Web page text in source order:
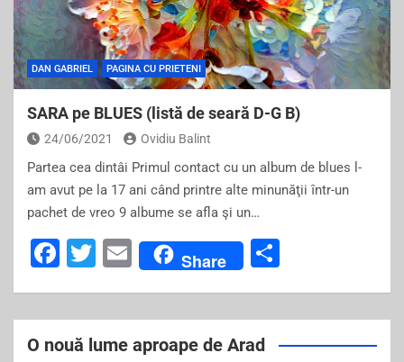
DAN GABRIEL PAGINA CU PRIETENI
SARA pe BLUES (listă de seară D-G B)
24/06/2021 Ovidiu Balint
Partea cea dintâi Primul contact cu un album de blues l-
am avut pe la 17 ani când printre alte minunăţii ȋntr-un
pachet de vreo 9 albume se afla şi un…
F
c
e
T
tt
er
E
m
ai
l
Share
ar
e
O nouă lume aproape de Arad